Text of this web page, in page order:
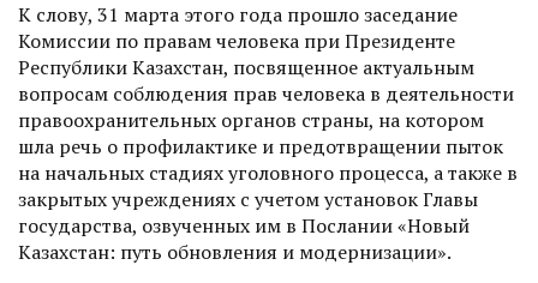
К слову, 31 марта этого года прошло заседание
Комиссии по правам человека при Президенте
Республики Казахстан, посвященное актуальным
вопросам соблюдения прав человека в деятельности
правоохранительных органов страны, на котором
шла речь о профилактике и предот­вращении пыток
на начальных стадиях уголовного процесса, а также в
закрытых учреждениях с учетом установок Главы
государства, озвученных им в Послании «Новый
Казахстан: путь обновления и модернизации».